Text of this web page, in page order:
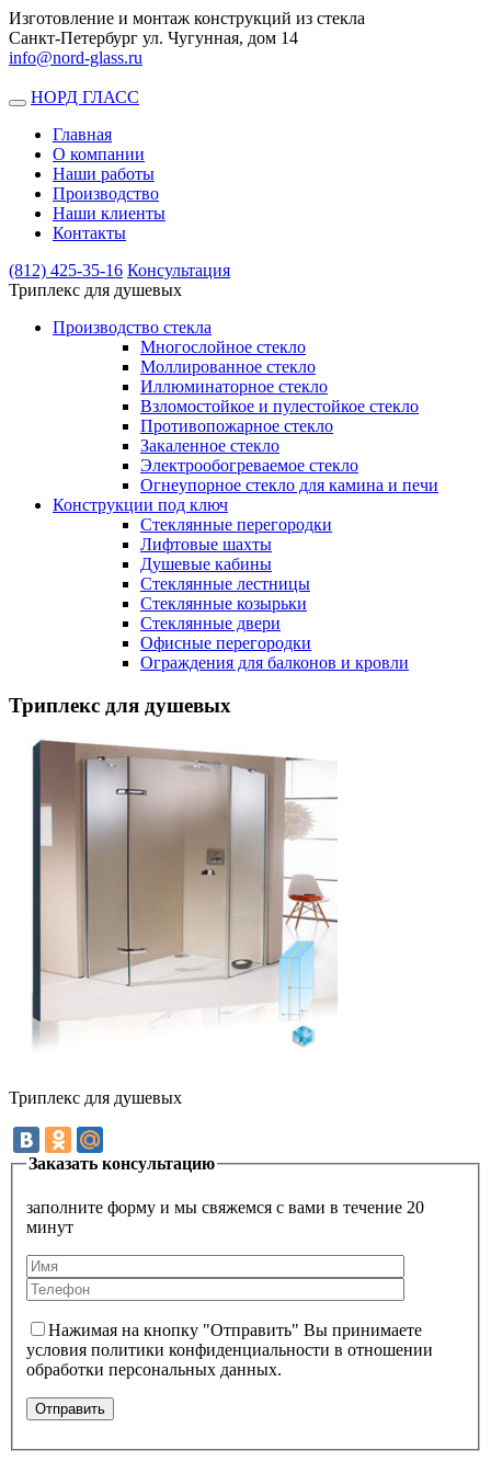
Изготовление и монтаж конструкций из стекла
Санкт-Петербург ул. Чугунная, дом 14
info@nord-glass.ru
Toggle
navigation
НОРД ГЛАСС
Главная
О компании
Наши работы
Производство
Наши клиенты
Контакты
(812) 425-35-16 Консультация
Триплекс для душевых
Производство стекла
Многослойное стекло
Моллированное стекло
Иллюминаторное стекло
Взломостойкое и пулестойкое стекло
Противопожарное стекло
Закаленное стекло
Электрообогреваемое стекло
Огнеупорное стекло для камина и печи
Конструкции под ключ
Стеклянные перегородки
Лифтовые шахты
Душевые кабины
Cтеклянные лестницы
Cтеклянные козырьки
Cтеклянные двери
Офисные перегородки
Ограждения для балконов и кровли
Триплекс для душевых
Триплекс для душевых
Заказать консультацию
заполните форму и мы свяжемся с вами в течение 20
минут
Нажимая на кнопку "Отправить" Вы принимаете
условия политики конфиденциальности в отношении
обработки персональных данных.